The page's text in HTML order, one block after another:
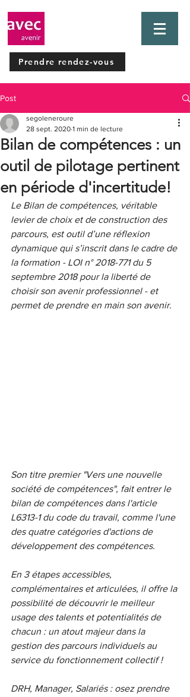
Prendre rendez-vous
Post
Bilan de compétences : un
outil de pilotage pertinent
en période d'incertitude!
segoleneroure
28 sept. 2020 1 min de lecture
Le Bilan de compétences, véritable
levier de choix et de construction des
parcours, est outil d’une réflexion
dynamique qui s’inscrit dans le cadre de
la formation - LOI n° 2018-771 du 5
septembre 2018 pour la liberté de
choisir son avenir professionnel - et
permet de prendre en main son avenir.
Son titre premier "Vers une nouvelle
société de compétences", fait entrer le
bilan de compétences dans l'article
L6313-1 du code du travail, comme l'une
des quatre catégories d'actions de
développement des compétences.
En 3 étapes accessibles,
complémentaires et articulées, il offre la
possibilité de découvrir le meilleur
usage des talents et potentialités de
chacun : un atout majeur dans la
gestion des parcours individuels au
service du fonctionnement collectif !
DRH, Manager, Salariés : osez prendre